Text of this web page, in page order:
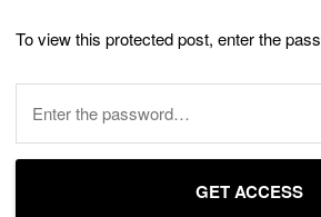
To view this protected post, enter the